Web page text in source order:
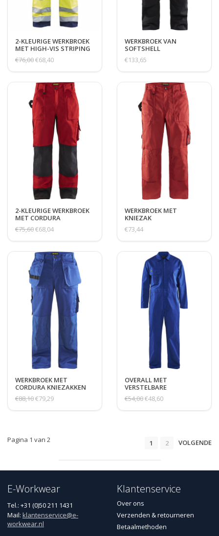
2-KLEURIGE WERKBROEK
MET HIGH-VIS STRIPING
€76,00€68,40
WERKBROEK VAN
SOFTSHELL
€133,65
2-KLEURIGE WERKBROEK
MET CORDURA
KNIESTUKKEN
€75,60€68,04
WERKBROEK MET
KNIEZAK
€73,44
WERKBROEK MET
CORDURA KNIEZAKKEN
EN SPIJKERZAKKEN
€88,10€79,29
OVERALL MET
VERSTELBARE
ELASTISCHE TAILLE
€54,00€48,60
Pagina 1 van 2 1 2 VOLGENDE
E-Workwear
Tel.: +31 (0)50 211 1431
Mail: klantenservice@e-
workwear.nl
Klantenservice
Over ons
Verzenden & retourneren
Betaalmethoden